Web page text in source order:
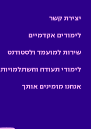
יצירת קשר
לימודים אקדמיים
שירות למועמד ולסטודנט
לימודי תעודה והשתלמויות
אנחנו מזמינים אותך